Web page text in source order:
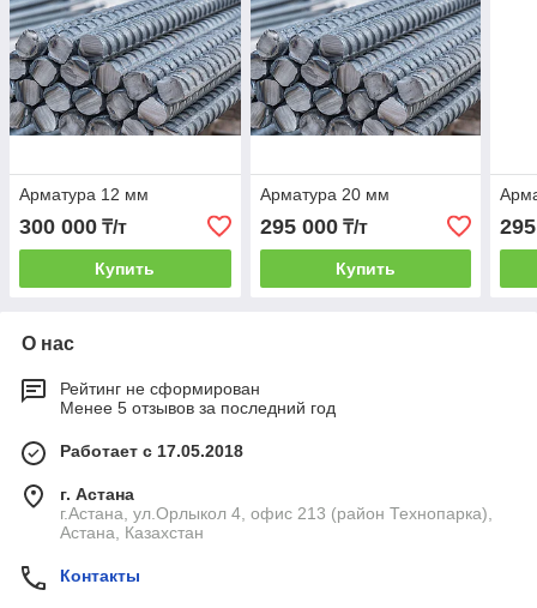
Арматура 12 мм
300 000 ₸/т
Купить
Арматура 20 мм
295 000₸/т
Купить
О нас
Рейтинг не сформирован
Менее 5 отзывов за последний год
Работает с 17.05.2018
г. Астана
г.Астана, ул.Орлыкол 4, офис 213 (район Технопарка),
Астана, Казахстан
Контакты